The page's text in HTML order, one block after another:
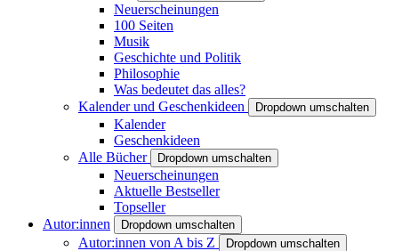
Neuerscheinungen
100 Seiten
Musik
Geschichte und Politik
Philosophie
Was bedeutet das alles?
Kalender und Geschenkideen
Dropdown umschalten
Kalender
Geschenkideen
Alle Bücher
Dropdown umschalten
Neuerscheinungen
Aktuelle Bestseller
Topseller
Autor:innen
Dropdown umschalten
Autor:innen von A bis Z Dropdown umschalten